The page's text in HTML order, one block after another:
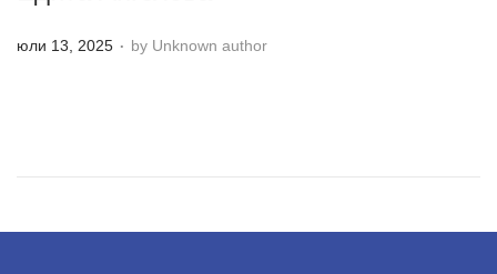
P
o
юли 13, 2025 . by Unknown author